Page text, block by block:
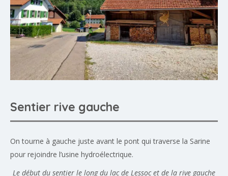
Sentier rive gauche
On tourne à gauche juste avant le pont qui traverse la Sarine
pour rejoindre l’usine hydroélectrique.
Le début du sentier le long du lac de Lessoc et de la rive gauche